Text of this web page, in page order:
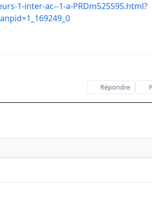
1-inter-ac--1-a-PRDm525595.html?
Répondre